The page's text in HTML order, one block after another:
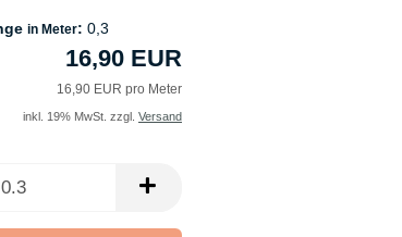
in Meter: 0,3
16,90 EUR
16,90 EUR pro Meter
inkl. 19% MwSt. zzgl. Versand